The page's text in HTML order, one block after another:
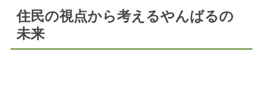
住民の視点から考えるやんばるの
未来